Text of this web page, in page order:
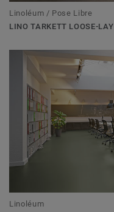
Linoléum / Pose Libre
LINO TARKETT LOOSE-LAY
Linoléum